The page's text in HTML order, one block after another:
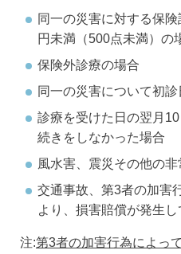
同一の災害に対する保
円未満（500点未満）の
保険外診療の場合
同一の災害について初
診療を受けた日の翌月
続きをしなかった場合
風水害、震災その他の
交通事故、第3者の加害
より、損害賠償が発生
注:第3者の加害行為によっ